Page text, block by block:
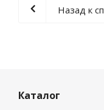
Назад к
Каталог